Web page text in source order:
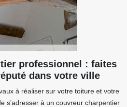
professionnel : faites
dans votre ville
à réaliser sur votre toiture et votre
s’adresser à un couvreur charpentier